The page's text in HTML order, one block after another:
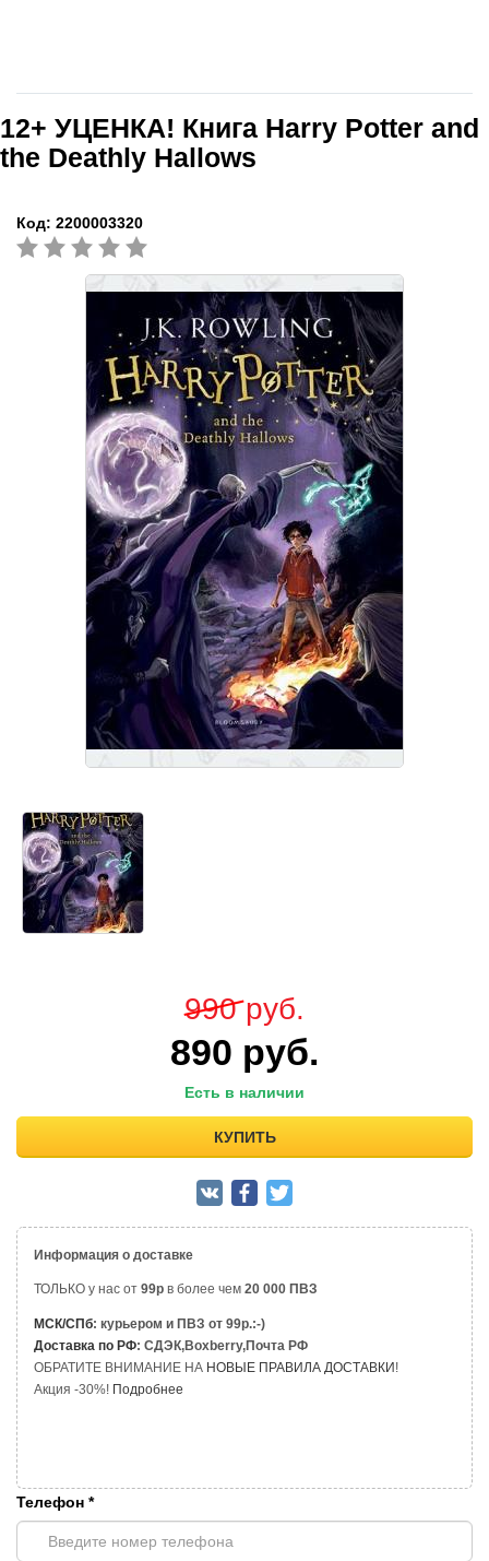
Код: 2200003320
12+ УЦЕНКА! Книга Harry Potter and
the Deathly Hallows
990 руб.
890 руб.
Есть в наличии
КУПИТЬ
Информация о доставке
ТОЛЬКО у нас от 99р в более чем 20 000 ПВЗ
МСК/СПб: курьером и ПВЗ от 99р.:-)
Доставка по РФ: СДЭК,Boxberry,Почта РФ
ОБРАТИТЕ ВНИМАНИЕ НА НОВЫЕ ПРАВИЛА ДОСТАВКИ!
Акция -30%! Подробнее
Телефон *